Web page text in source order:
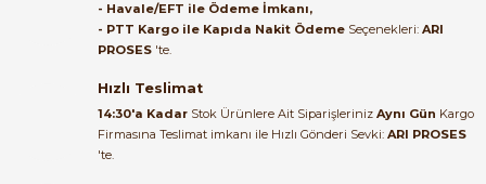
B... A... | 27/06/2026
bundan mehmet bey ilgi ve
alakası için teşekkür ederim
muhammed demirci |
- Havale/EFT ile Ödeme İmkanı,
- PTT Kargo ile Kapıda Nakit Ödeme Seçenekleri: ARI
PROSES 'te.
Hızlı Teslimat
14:30'a Kadar Stok Ürünlere Ait Siparişleriniz Aynı Gün Kargo
Firmasına Teslimat imkanı ile Hızlı Gönderi Sevki: ARI PROSES
'te.